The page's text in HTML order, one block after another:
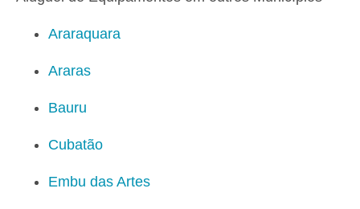
Araraquara
Araras
Bauru
Cubatão
Embu das Artes